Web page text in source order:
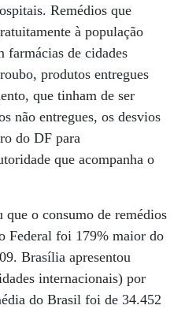
Remédios que
à população
farmácias de cidades
produtos entregues
que tinham de ser
não entregues, os desvios
do DF para
que acompanha o
o consumo de remédios
Federal foi 179% maior do
Brasília apresentou
internacionais) por
do Brasil foi de 34.452